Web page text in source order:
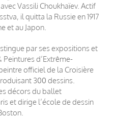
Vassili Choukhaïev. Actif
il quitta la Russie en 1917
et au Japon.
par ses expositions et
d’Extrême-
officiel de la Croisière
300 dessins.
décors du ballet
et dirige l’école de dessin